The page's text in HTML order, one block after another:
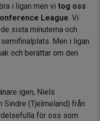
i ligan men vi tog oss
League. Vi
sista minuterna och
Men i ligan
och berättar om den
igen, Niels
Sindre (Tjelmeland) från
för oss som